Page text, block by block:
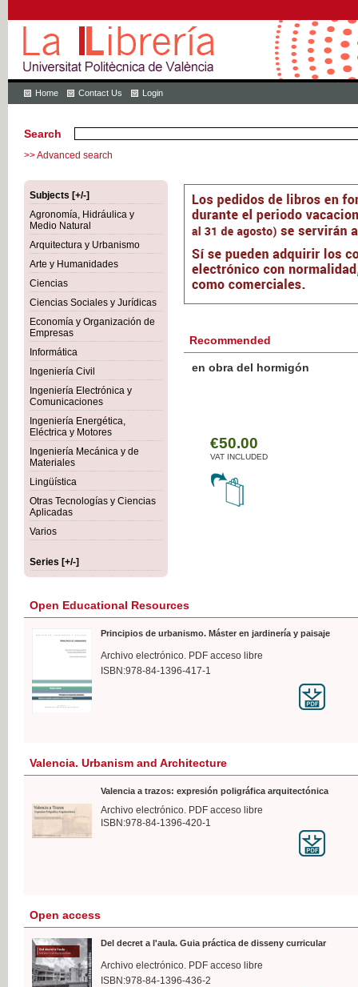
Home Contact Us Login
Search
>> Advanced search
Subjects [+/-]
Agronomía, Hidráulica y
Medio Natural
Arquitectura y Urbanismo
Arte y Humanidades
Ciencias
Ciencias Sociales y Jurídicas
Economía y Organización de
Empresas
Informática
Ingeniería Civil
Ingeniería Electrónica y
Comunicaciones
Ingeniería Energética,
Eléctrica y Motores
Ingeniería Mecánica y de
Materiales
Lingüística
Otras Tecnologías y Ciencias
Aplicadas
Varios
Series [+/-]
Recommended
Botánica Agroalimentaria
Open Educational Resources
Principios de urbanismo. Máster en jardinería y paisaje
Archivo electrónico. PDF acceso libre
ISBN:978-84-1396-417-1
Valencia. Urbanism and Architecture
Valencia a trazos: expresión poligráfica arquitectónica
Archivo electrónico. PDF acceso libre
ISBN:978-84-1396-420-1
Open access
Del decret a l'aula. Guia práctica de disseny curricular
Archivo electrónico. PDF acceso libre
ISBN:978-84-1396-436-2